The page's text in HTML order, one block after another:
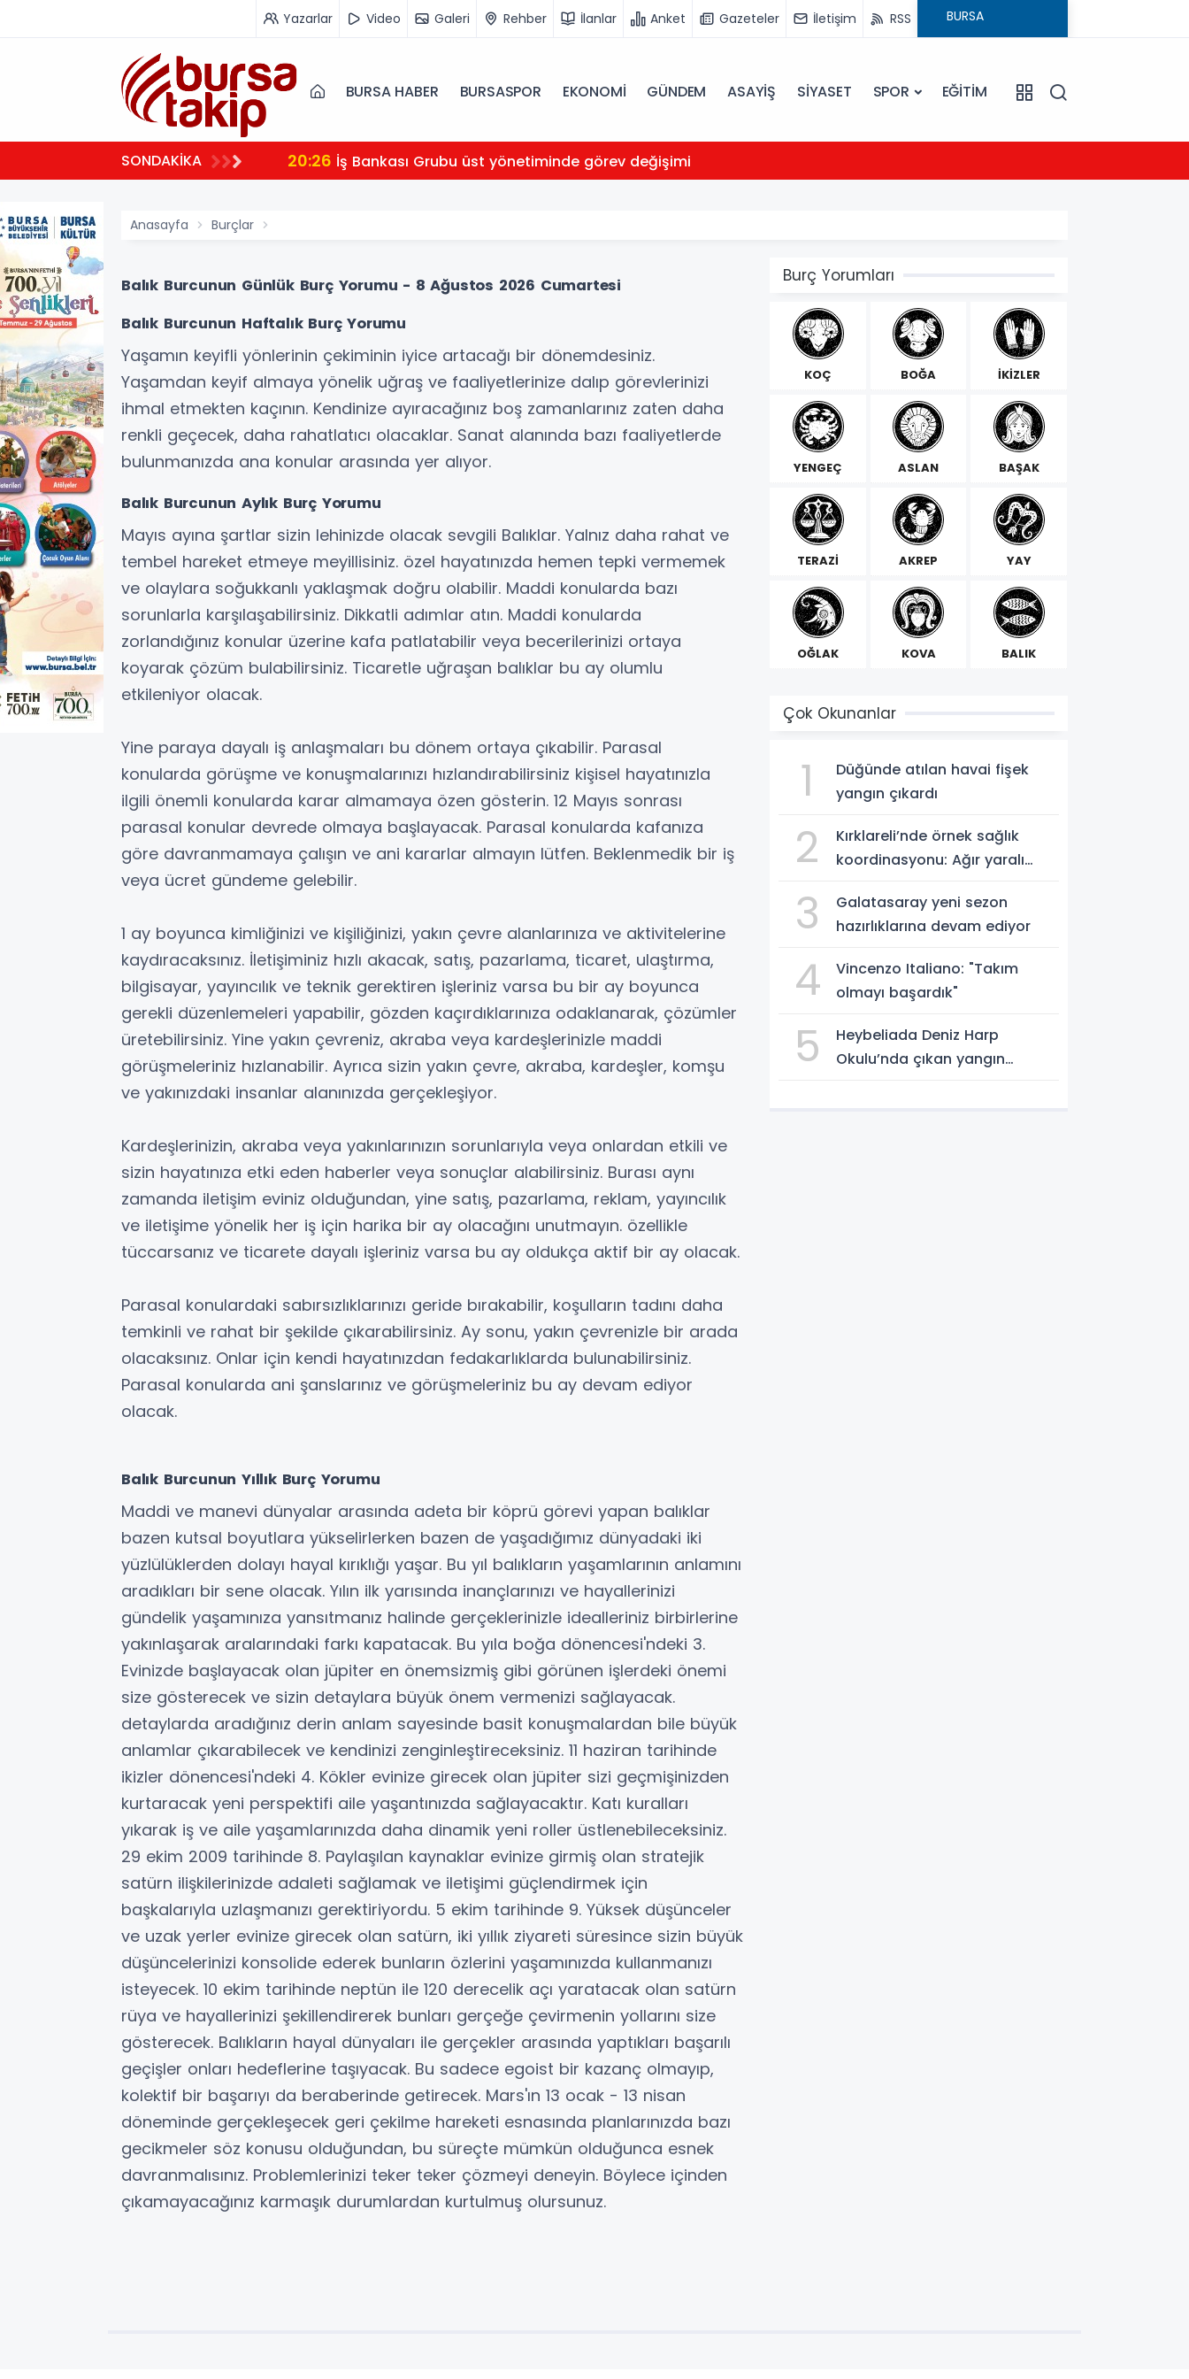
Yazarlar Video Galeri Rehber İlanlar Anket Gazeteler İletişim RSS
BURSA HABER BURSASPOR EKONOMİ GÜNDEM ASAYİŞ SİYASET SPOR EĞİTİM
SONDAKİKA 20:26 İş Bankası Grubu üst yönetiminde görev değişimi
Anasayfa Burçlar
Balık Burcunun Günlük Burç Yorumu - 8 Ağustos 2026 Cumartesi
Balık Burcunun Haftalık Burç Yorumu
Yaşamın keyifli yönlerinin çekiminin iyice artacağı bir dönemdesiniz.
Yaşamdan keyif almaya yönelik uğraş ve faaliyetlerinize dalıp görevlerinizi
ihmal etmekten kaçının. Kendinize ayıracağınız boş zamanlarınız zaten daha
renkli geçecek, daha rahatlatıcı olacaklar. Sanat alanında bazı faaliyetlerde
bulunmanızda ana konular arasında yer alıyor.
Balık Burcunun Aylık Burç Yorumu
Mayıs ayına şartlar sizin lehinizde olacak sevgili Balıklar. Yalnız daha rahat ve
tembel hareket etmeye meyillisiniz. özel hayatınızda hemen tepki vermemek
ve olaylara soğukkanlı yaklaşmak doğru olabilir. Maddi konularda bazı
sorunlarla karşılaşabilirsiniz. Dikkatli adımlar atın. Maddi konularda
zorlandığınız konular üzerine kafa patlatabilir veya becerilerinizi ortaya
koyarak çözüm bulabilirsiniz. Ticaretle uğraşan balıklar bu ay olumlu
etkileniyor olacak.
Yine paraya dayalı iş anlaşmaları bu dönem ortaya çıkabilir. Parasal
konularda görüşme ve konuşmalarınızı hızlandırabilirsiniz kişisel hayatınızla
ilgili önemli konularda karar almamaya özen gösterin. 12 Mayıs sonrası
parasal konular devrede olmaya başlayacak. Parasal konularda kafanıza
göre davranmamaya çalışın ve ani kararlar almayın lütfen. Beklenmedik bir iş
veya ücret gündeme gelebilir.
1 ay boyunca kimliğinizi ve kişiliğinizi, yakın çevre alanlarınıza ve aktivitelerine
kaydıracaksınız. İletişiminiz hızlı akacak, satış, pazarlama, ticaret, ulaştırma,
bilgisayar, yayıncılık ve teknik gerektiren işleriniz varsa bu bir ay boyunca
gerekli düzenlemeleri yapabilir, gözden kaçırdıklarınıza odaklanarak, çözümler
üretebilirsiniz. Yine yakın çevreniz, akraba veya kardeşlerinizle maddi
görüşmeleriniz hızlanabilir. Ayrıca sizin yakın çevre, akraba, kardeşler, komşu
ve yakınızdaki insanlar alanınızda gerçekleşiyor.
Kardeşlerinizin, akraba veya yakınlarınızın sorunlarıyla veya onlardan etkili ve
sizin hayatınıza etki eden haberler veya sonuçlar alabilirsiniz. Burası aynı
zamanda iletişim eviniz olduğundan, yine satış, pazarlama, reklam, yayıncılık
ve iletişime yönelik her iş için harika bir ay olacağını unutmayın. özellikle
tüccarsanız ve ticarete dayalı işleriniz varsa bu ay oldukça aktif bir ay olacak.
Parasal konulardaki sabırsızlıklarınızı geride bırakabilir, koşulların tadını daha
temkinli ve rahat bir şekilde çıkarabilirsiniz. Ay sonu, yakın çevrenizle bir arada
olacaksınız. Onlar için kendi hayatınızdan fedakarlıklarda bulunabilirsiniz.
Parasal konularda ani şanslarınız ve görüşmeleriniz bu ay devam ediyor
olacak.
Balık Burcunun Yıllık Burç Yorumu
Maddi ve manevi dünyalar arasında adeta bir köprü görevi yapan balıklar
bazen kutsal boyutlara yükselirlerken bazen de yaşadığımız dünyadaki iki
yüzlülüklerden dolayı hayal kırıklığı yaşar. Bu yıl balıkların yaşamlarının anlamını
aradıkları bir sene olacak. Yılın ilk yarısında inançlarınızı ve hayallerinizi
gündelik yaşamınıza yansıtmanız halinde gerçeklerinizle idealleriniz birbirlerine
yakınlaşarak aralarındaki farkı kapatacak. Bu yıla boğa dönencesi'ndeki 3.
Evinizde başlayacak olan jüpiter en önemsizmiş gibi görünen işlerdeki önemi
size gösterecek ve sizin detaylara büyük önem vermenizi sağlayacak.
detaylarda aradığınız derin anlam sayesinde basit konuşmalardan bile büyük
anlamlar çıkarabilecek ve kendinizi zenginleştireceksiniz. 11 haziran tarihinde
ikizler dönencesi'ndeki 4. Kökler evinize girecek olan jüpiter sizi geçmişinizden
kurtaracak yeni perspektifi aile yaşantınızda sağlayacaktır. Katı kuralları
yıkarak iş ve aile yaşamlarınızda daha dinamik yeni roller üstlenebileceksiniz.
29 ekim 2009 tarihinde 8. Paylaşılan kaynaklar evinize girmiş olan stratejik
satürn ilişkilerinizde adaleti sağlamak ve iletişimi güçlendirmek için
başkalarıyla uzlaşmanızı gerektiriyordu. 5 ekim tarihinde 9. Yüksek düşünceler
ve uzak yerler evinize girecek olan satürn, iki yıllık ziyareti süresince sizin büyük
düşüncelerinizi konsolide ederek bunların özlerini yaşamınızda kullanmanızı
isteyecek. 10 ekim tarihinde neptün ile 120 derecelik açı yaratacak olan satürn
rüya ve hayallerinizi şekillendirerek bunları gerçeğe çevirmenin yollarını size
gösterecek. Balıkların hayal dünyaları ile gerçekler arasında yaptıkları başarılı
geçişler onları hedeflerine taşıyacak. Bu sadece egoist bir kazanç olmayıp,
kolektif bir başarıyı da beraberinde getirecek. Mars'ın 13 ocak - 13 nisan
döneminde gerçekleşecek geri çekilme hareketi esnasında planlarınızda bazı
gecikmeler söz konusu olduğundan, bu süreçte mümkün olduğunca esnek
davranmalısınız. Problemlerinizi teker teker çözmeyi deneyin. Böylece içinden
çıkamayacağınız karmaşık durumlardan kurtulmuş olursunuz.
Burç Yorumları
KOÇ BOĞA İKİZLER
YENGEÇ ASLAN BAŞAK
TERAZİ AKREP YAY
OĞLAK KOVA BALIK
Çok Okunanlar
1
Düğünde atılan havai fişek
yangın çıkardı
2
Kırklareli’nde örnek sağlık
koordinasyonu: Ağır yaralı
Ankara’ya sevk edildi
3
Galatasaray yeni sezon
hazırlıklarına devam ediyor
4
Vincenzo Italiano: "Takım
olmayı başardık"
5
Heybeliada Deniz Harp
Okulu’nda çıkan yangın